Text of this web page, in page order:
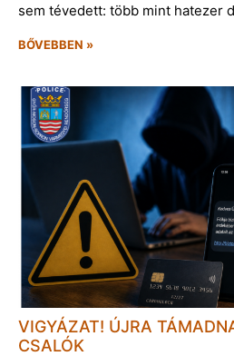
sem tévedett: több mint hatezer
BŐVEBBEN »
VIGYÁZAT! ÚJRA
CSALÓK